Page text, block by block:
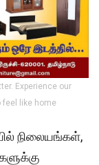
Experience our
feel like home
நிலையங்கள்,